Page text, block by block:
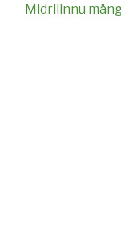
Midrilinnu